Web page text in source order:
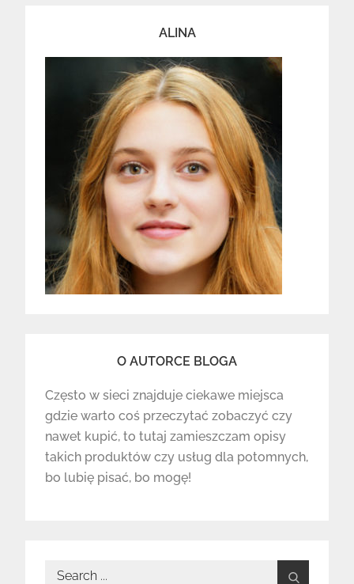
ALINA
O AUTORCE BLOGA
Często w sieci znajduje ciekawe miejsca
gdzie warto coś przeczytać zobaczyć czy
nawet kupić, to tutaj zamieszczam opisy
takich produktów czy usług dla potomnych,
bo lubię pisać, bo mogę!
Search